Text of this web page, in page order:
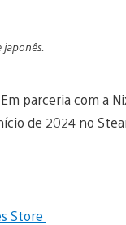
parceria com
de 2024 no
Store